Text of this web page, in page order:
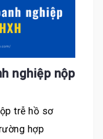
nghiệp nộp
trễ hồ sơ
hợp